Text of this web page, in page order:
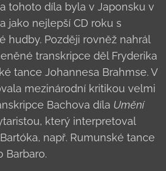
tohoto díla byla v Japonsku v
jako nejlepší CD roku s
hudby. Později rovněž nahrál
transkripce děl Fryderika
tance Johannesa Brahmse. V
mezinárodní kritikou velmi
Bachova díla Umění
který interpretoval
např. Rumunské tance
Barbaro.